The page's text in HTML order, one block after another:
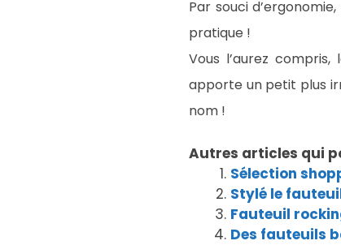
Par souci
pratique !
Vous l’aurez compris,
apporte un petit plus
nom !
Autres articles qui
Sélection
Stylé le
Fauteuil
Des fauteuils